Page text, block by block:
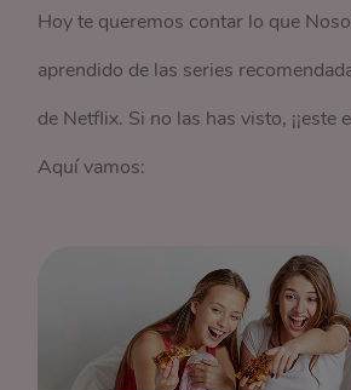
Hoy te queremos contar lo que
aprendido de las series
de Netflix. Si no las has visto, ¡¡este
Aquí vamos: